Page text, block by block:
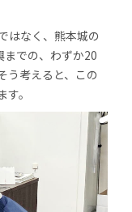
はなく、熊本城の
での、わずか20
う考えると、この
。